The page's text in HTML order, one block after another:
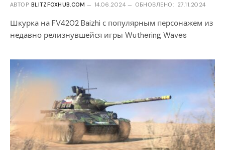
АВТОР BLITZFOXHUB.COM 14.06.2024 ОБНОВЛЕНО: 27.11.2024
Шкурка на FV4202 Baizhi с популярным персонажем из
недавно релизнувшейся игры Wuthering Waves